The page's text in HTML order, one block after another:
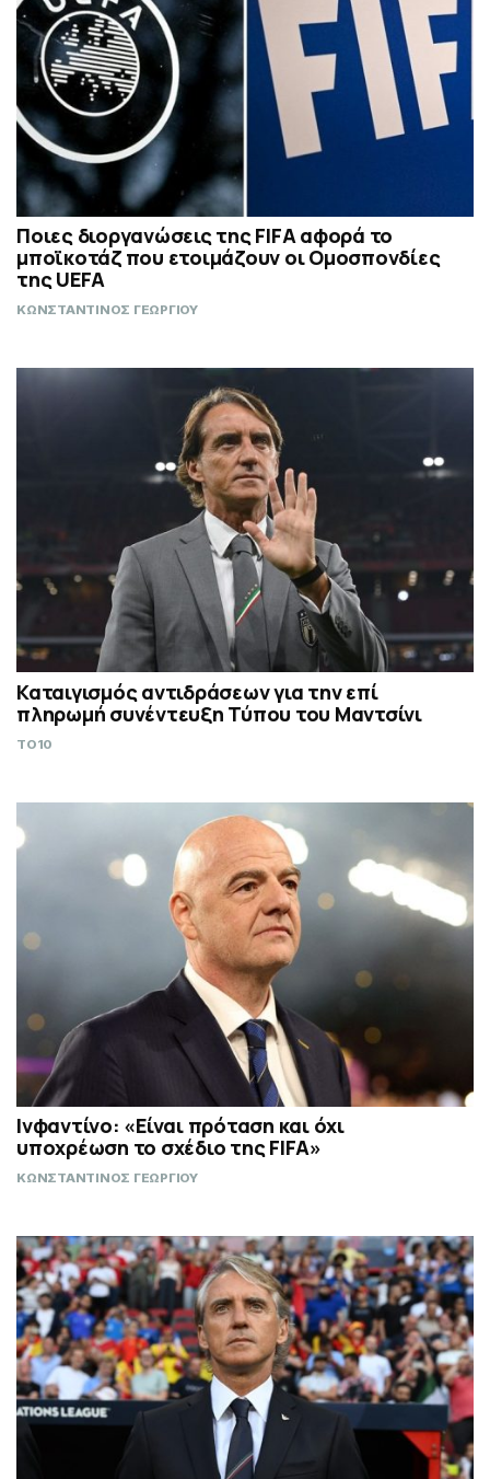
Ποιες διοργανώσεις της FIFA αφορά το
μποϊκοτάζ που ετοιμάζουν οι Ομοσπονδίες
της UEFA
ΚΩΝΣΤΑΝΤΙΝΟΣ ΓΕΩΡΓΙΟΥ
Καταιγισμός αντιδράσεων για την επί
πληρωμή συνέντευξη Τύπου του Μαντσίνι
TO10
Ινφαντίνο: «Είναι πρόταση και όχι
υποχρέωση το σχέδιο της FIFA»
ΚΩΝΣΤΑΝΤΙΝΟΣ ΓΕΩΡΓΙΟΥ